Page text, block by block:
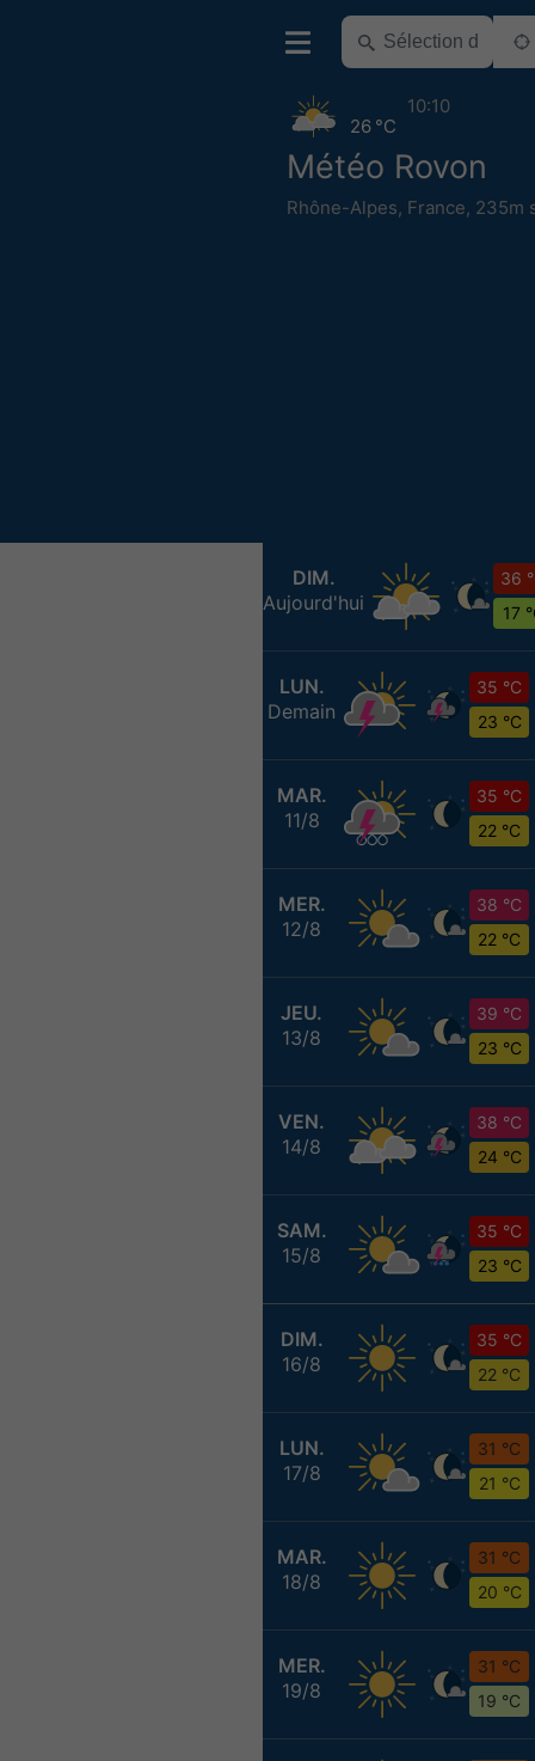
Météo Rovon
Rhône-Alpes, France, 235m
26 °C
10:10
DIM.
Aujourd'hui
36
17
LUN.
Demain
35 °C
23 °C
MAR.
11/8
35 °C
22 °C
MER.
12/8
38 °C
22 °C
JEU.
13/8
39 °C
23 °C
VEN.
14/8
38 °C
24 °C
SAM.
15/8
35 °C
23 °C
DIM.
16/8
35 °C
22 °C
LUN.
17/8
31 °C
21 °C
MAR.
18/8
31 °C
20 °C
MER.
19/8
31 °C
19 °C